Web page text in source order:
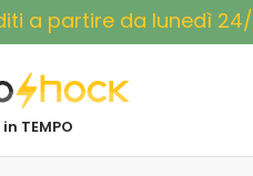
a partire da lunedì
in TEMPO